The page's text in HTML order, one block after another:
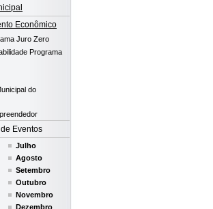
Econômico
Juro Zero
Programa
do
Eventos
Julho
Agosto
Setembro
Outubro
Novembro
Dezembro